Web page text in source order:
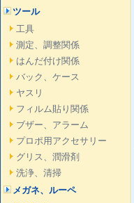
ツール
工具
測定、調整関係
はんだ付け関係
バック、ケース
ヤスリ
フィルム貼り関係
ブザー、アラーム
プロポ用アクセサリー
グリス、潤滑剤
洗浄、清掃
メガネ、ルーペ